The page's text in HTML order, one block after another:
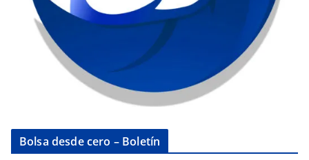
Bolsa desde cero – Boletín